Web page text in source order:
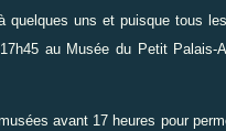
quelques uns et puisque tous
au Musée du Petit Palais-
avant 17 heures pour